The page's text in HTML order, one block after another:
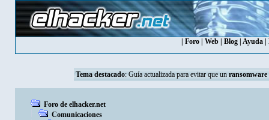
Foro Web Blog Ayuda
Tema destacado: Guía actualizada para evitar que un ransomware
Foro de elhacker.net
Comunicaciones